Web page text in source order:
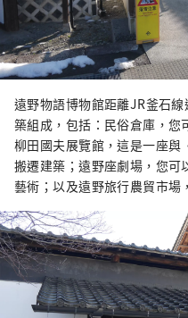
遠野物語博物館距離JR釜石
築組成，包括：民俗倉庫，您
柳田國夫展覽館，這是一座與
搬遷建築；遠野座劇場，您可
藝術；以及遠野旅行農貿市場